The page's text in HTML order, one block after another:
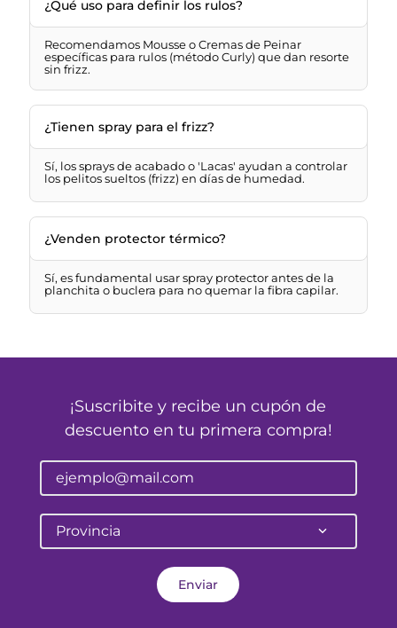
¿Qué uso para definir los rulos?
Recomendamos Mousse o Cremas de Peinar
específicas para rulos (método Curly) que dan resorte
sin frizz.
¿Tienen spray para el frizz?
Sí, los sprays de acabado o 'Lacas' ayudan a controlar
los pelitos sueltos (frizz) en días de humedad.
¿Venden protector térmico?
Sí, es fundamental usar spray protector antes de la
planchita o buclera para no quemar la fibra capilar.
¡Suscribite y recibe un cupón de
descuento en tu primera compra!
Provincia
Enviar